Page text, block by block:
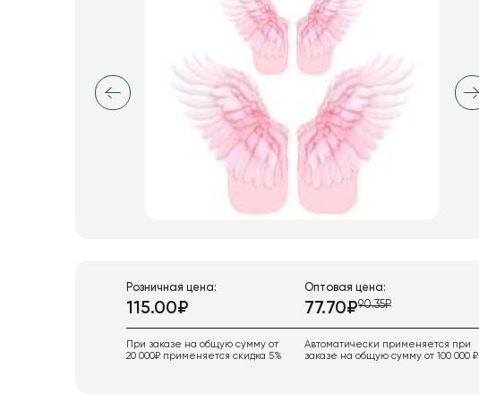
Розничная цена:
115.00₽
При заказе на общую сумму от
20 000₽ применяется скидка 5%
Оптовая цена:
77.70₽90.35₽
Автоматически применяется при
заказе на общую сумму от 100 000 ₽